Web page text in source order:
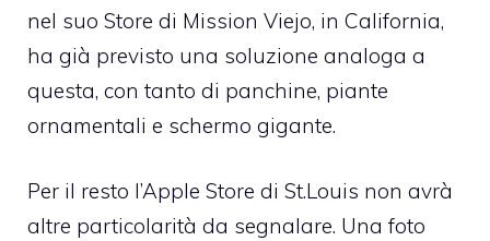
nel suo Store di Mission Viejo, in California,
ha già previsto una soluzione analoga a
questa, con tanto di panchine, piante
ornamentali e schermo gigante.
Per il resto l’Apple Store di St.Louis non avrà
altre particolarità da segnalare. Una foto